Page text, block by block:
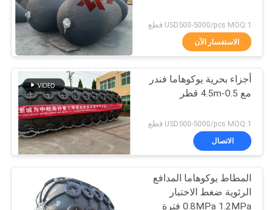
مراقبة
الجودة
اتصل
أخبار
حالات
مصدات يوكوهاما
الهوائية
وسائد هوائية من
المطاط البحري
31
USD500-5000/pcs MOQ:1 قطع
الاستفسار الآن
أجزاء بحرية يوكوهاما فندر
مع 0.5-4.5m قطر
USD500-5000/pcs MOQ:1 قطع
الاتصال
المطاط يوكوهاما المدافع
الرئوية ضغط الاختبار
0.8MPa 1.2MPa فترة